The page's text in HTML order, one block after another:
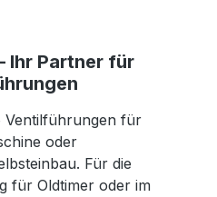
Ihr Partner für
Ventilführungen für
oder
Für die
für Oldtimer oder im